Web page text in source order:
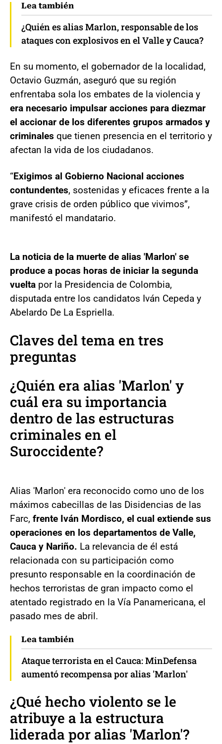
Lea también
¿Quién es alias Marlon, responsable de los
ataques con explosivos en el Valle y Cauca?
En su momento, el gobernador de la localidad,
Octavio Guzmán, aseguró que su región
enfrentaba sola los embates de la violencia y
era necesario impulsar acciones para diezmar
el accionar de los diferentes grupos armados y
criminales que tienen presencia en el territorio y
afectan la vida de los ciudadanos.
“Exigimos al Gobierno Nacional acciones
contundentes, sostenidas y eficaces frente a la
grave crisis de orden público que vivimos”,
manifestó el mandatario.
La noticia de la muerte de alias 'Marlon' se
produce a pocas horas de iniciar la segunda
vuelta por la Presidencia de Colombia,
disputada entre los candidatos Iván Cepeda y
Abelardo De La Espriella.
Claves del tema en tres
preguntas
¿Quién era alias 'Marlon' y
cuál era su importancia
dentro de las estructuras
criminales en el
Suroccidente?
Alias 'Marlon' era reconocido como uno de los
máximos cabecillas de las Disidencias de las
Farc, frente Iván Mordisco, el cual extiende sus
operaciones en los departamentos de Valle,
Cauca y Nariño. La relevancia de él está
relacionada con su participación como
presunto responsable en la coordinación de
hechos terroristas de gran impacto como el
atentado registrado en la Vía Panamericana, el
pasado mes de abril.
Lea también
Ataque terrorista en el Cauca: MinDefensa
aumentó recompensa por alias 'Marlon'
¿Qué hecho violento se le
atribuye a la estructura
liderada por alias 'Marlon'?